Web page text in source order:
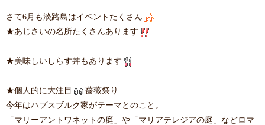
さて6月も淡路島はイベントたくさん
★あじさいの名所たくさんあります
★美味しい しらす丼もあります
★個人的に大注目
薔薇祭り
今年はハプスブルク家がテーマとのこと。
「マリーアントワネットの庭」や「マリアテレジアの庭」などロマ